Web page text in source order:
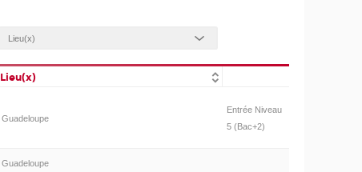
Lieu(x)
Guadeloupe
Entrée Niveau
5 (Bac+2)
Guadeloupe